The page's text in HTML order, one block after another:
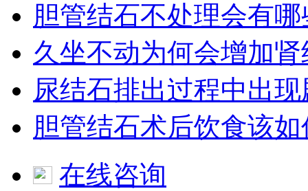
胆管结石不处理会有
久坐不动为何会增加
尿结石排出过程中出
胆管结石术后饮食该
在线咨询